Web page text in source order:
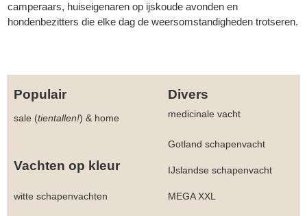
camperaars, huiseigenaren op ijskoude avonden en
hondenbezitters die elke dag de weersomstandigheden trotseren.
Populair Divers
sale (tientallen!) & home medicinale vacht
Gotland schapenvacht
Vachten op kleur IJslandse schapenvacht
witte schapenvachten MEGA XXL